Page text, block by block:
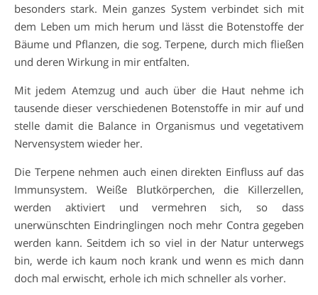
besonders stark. Mein ganzes System verbindet sich mit
dem Leben um mich herum und lässt die Botenstoffe der
Bäume und Pflanzen, die sog. Terpene, durch mich fließen
und deren Wirkung in mir entfalten.
Mit jedem Atemzug und auch über die Haut nehme ich
tausende dieser verschiedenen Botenstoffe in mir auf und
stelle damit die Balance in Organismus und vegetativem
Nervensystem wieder her.
Die Terpene nehmen auch einen direkten Einfluss auf das
Immunsystem. Weiße Blutkörperchen, die Killerzellen,
werden aktiviert und vermehren sich, so dass
unerwünschten Eindringlingen noch mehr Contra gegeben
werden kann. Seitdem ich so viel in der Natur unterwegs
bin, werde ich kaum noch krank und wenn es mich dann
doch mal erwischt, erhole ich mich schneller als vorher.